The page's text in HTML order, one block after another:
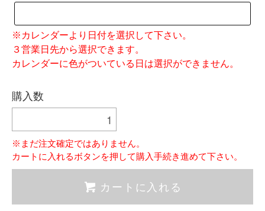
※カレンダーより日付を選択して下さい。
３営業日先から選択できます。
カレンダーに色がついている日は選択ができません。
購入数
※まだ注文確定ではありません。
カートに入れるボタンを押して購入手続き進めて下さい。
カートに入れる